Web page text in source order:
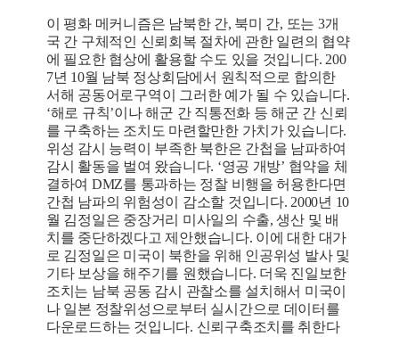
이 평화 메커니즘은 남북한 간, 북미 간, 또는 3개
국 간 구체적인 신뢰회복 절차에 관한 일련의 협약
에 필요한 협상에 활용할 수도 있을 것입니다. 200
7년 10월 남북 정상회담에서 원칙적으로 합의한
서해 공동어로구역이 그러한 예가 될 수 있습니다.
‘해로 규칙’이나 해군 간 직통전화 등 해군 간 신뢰
를 구축하는 조치도 마련할만한 가치가 있습니다.
위성 감시 능력이 부족한 북한은 간첩을 남파하여
감시 활동을 벌여 왔습니다. ‘영공 개방’ 협약을 체
결하여 DMZ를 통과하는 정찰 비행을 허용한다면
간첩 남파의 위험성이 감소할 것입니다. 2000년 10
월 김정일은 중장거리 미사일의 수출, 생산 및 배
치를 중단하겠다고 제안했습니다. 이에 대한 대가
로 김정일은 미국이 북한을 위해 인공위성 발사 및
기타 보상을 해주기를 원했습니다. 더욱 진일보한
조치는 남북 공동 감시 관찰소를 설치해서 미국이
나 일본 정찰위성으로부터 실시간으로 데이터를
다운로드하는 것입니다. 신뢰구축조치를 취한다